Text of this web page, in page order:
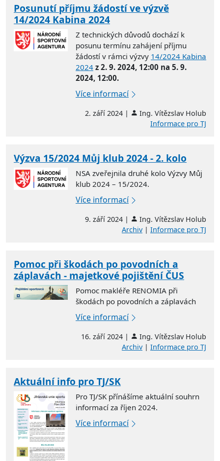
Posunutí příjmu žádostí ve výzvě
14/2024 Kabina 2024
Z technických důvodů dochází k
posunu termínu zahájení příjmu
žádostí v rámci výzvy 14/2024 Kabina
2024 z 2. 9. 2024, 12:00 na 5. 9.
2024, 12:00.
Více informací
2. září 2024 |
Ing. Vítězslav Holub
Informace pro TJ
Výzva 15/2024 Můj klub 2024 - 2. kolo
NSA zveřejnila druhé kolo Výzvy Můj
klub 2024 – 15/2024.
Více informací
9. září 2024 |
Ing. Vítězslav Holub
Archiv| Informace pro TJ
Pomoc při škodách po povodních a
záplavách - majetkové pojištění ČUS
Pomoc makléře RENOMIA při
škodách po povodních a záplavách
Více informací
16. září 2024 |
Ing. Vítězslav Holub
Archiv| Informace pro TJ
Aktuální info pro TJ/SK
Pro TJ/SK přínášíme aktuální souhrn
informací za říjen 2024.
Více informací